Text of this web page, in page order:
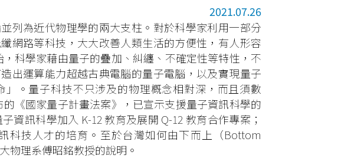
2021.07.26
列為近代物理學的兩大支柱。對於科學家利用一部分
網路等科技，大大改善人類生活的方便性，有人形容
科學家藉由量子的疊加、糾纏、不確定性等特性，不
出運算能力超越古典電腦的量子電腦，以及實現量子
。量子科技不只涉及的物理概念相對深，而且須數
《國家量子計畫法案》，已宣示支援量子資訊科學的
資訊科學加入 K-12 教育及展開 Q-12 教育合作專案；
科技人才的培育。至於台灣如何由下而上（Bottom
物理系傅昭銘教授的說明。